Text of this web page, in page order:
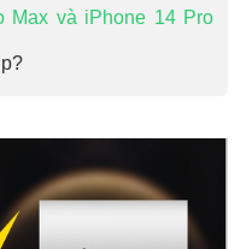
Max và iPhone 14 Pro